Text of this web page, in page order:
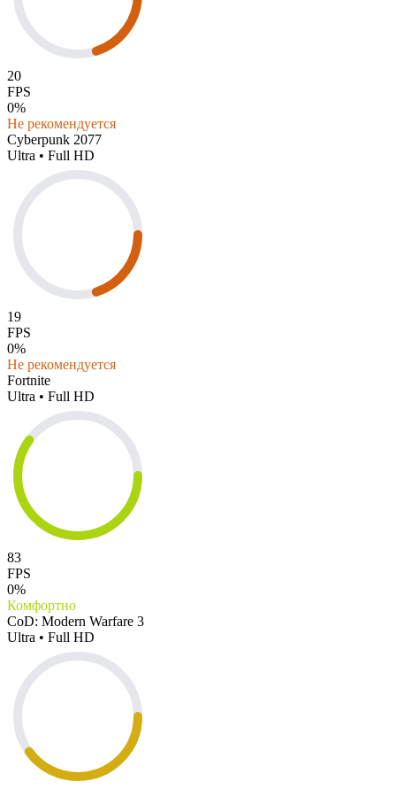
20
FPS
0%
Не рекомендуется
Cyberpunk 2077
Ultra • Full HD
19
FPS
0%
Не рекомендуется
Fortnite
Ultra • Full HD
83
FPS
0%
Комфортно
CoD: Modern Warfare 3
Ultra • Full HD